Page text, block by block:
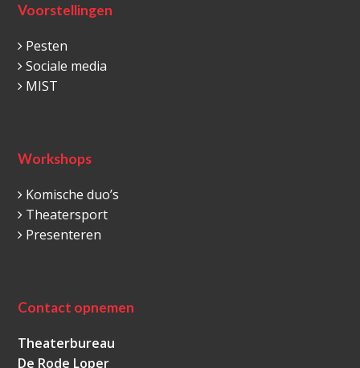
Voorstellingen
Pesten
Sociale media
MIST
Workshops
Komische duo’s
Theatersport
Presenteren
Contact opnemen
Theaterbureau
De Rode Loper